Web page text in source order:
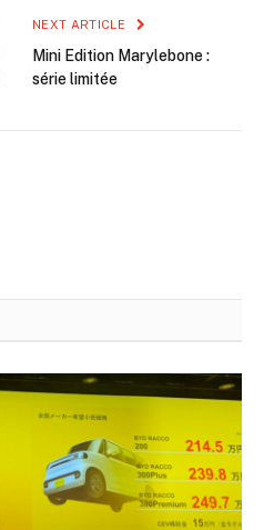
NEXT ARTICLE
Mini Edition Marylebone :
série limitée